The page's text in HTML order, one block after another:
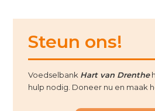
Primary
Sidebar
Steun ons!
Voedselbank Hart van Drenthe
hulp nodig. Doneer nu en maak